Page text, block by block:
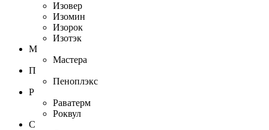
Изовер
Изомин
Изорок
Изотэк
М
Мастера
П
Пеноплэкс
Р
Раватерм
Роквул
С